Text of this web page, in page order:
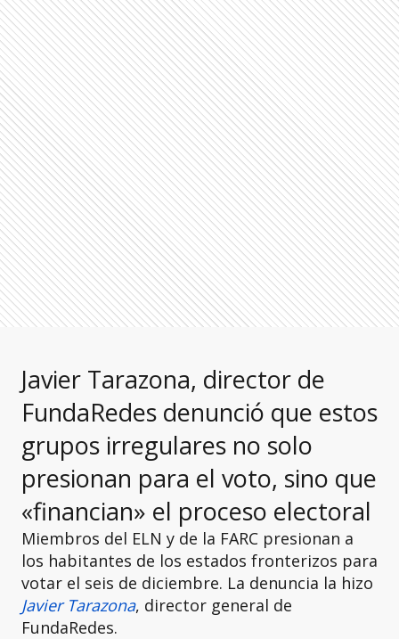
Javier Tarazona, director de
FundaRedes denunció que estos
grupos irregulares no solo
presionan para el voto, sino que
«financian» el proceso electoral
Miembros del ELN y de la FARC presionan a
los habitantes de los estados fronterizos para
votar el seis de diciembre. La denuncia la hizo
Javier Tarazona, director general de
FundaRedes.